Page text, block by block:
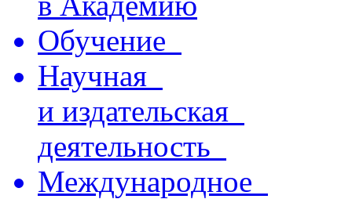
Обучение
Научная
и издательская
деятельность
Международное